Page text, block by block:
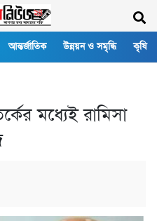
আন্তর্জাতিক উন্নয়ন ও সমৃদ্ধি কৃষি
মধ্যেই রামিসা